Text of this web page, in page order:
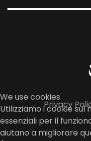
Privacy
We use cookies
Utilizziamo i cookie sul
essenziali per il
aiutano a migliorare